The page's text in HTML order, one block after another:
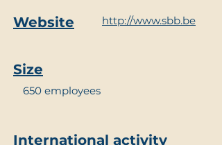
Website http://www.sbb.be
Size
650 employees
International activity